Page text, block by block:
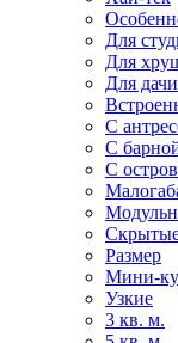
Для
Для
Для дачи
С
С
С
Размер
Мини-
Узкие
3 кв. м.